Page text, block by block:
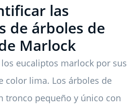
las
de árboles de
Marlock
eucaliptos marlock por sus
color lima. Los árboles de
tronco pequeño y único con